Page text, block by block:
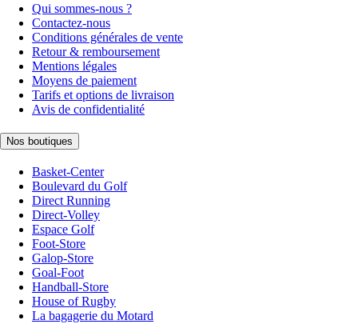
Qui sommes-nous ?
Contactez-nous
Conditions générales de vente
Retour & remboursement
Mentions légales
Moyens de paiement
Tarifs et options de livraison
Avis de confidentialité
Nos boutiques
Basket-Center
Boulevard du Golf
Direct Running
Direct-Volley
Espace Golf
Foot-Store
Galop-Store
Goal-Foot
Handball-Store
House of Rugby
La bagagerie du Motard